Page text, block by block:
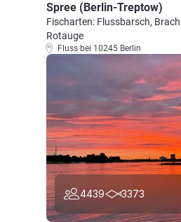
Spree (Berlin-Treptow)
Fischarten: Flussbarsch,
Rotauge
Fluss bei 10245 Berlin
4439 3373